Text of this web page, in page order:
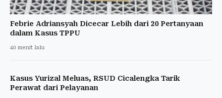
Febrie Adriansyah Dicecar Lebih dari 20 Pertanyaan
dalam Kasus TPPU
40 menit lalu
Kasus Yurizal Meluas, RSUD Cicalengka Tarik
Perawat dari Pelayanan